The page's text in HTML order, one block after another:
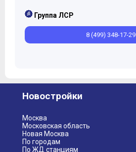
Группа ЛСР
8 (499) 348-17-29
Новостройки
Москва
Московская область
Новая Москва
По городам
По ЖД станциям